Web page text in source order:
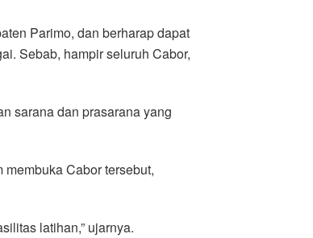
Parimo, dan berharap dapat
Sebab, hampir seluruh Cabor,
sarana dan prasarana yang
Cabor tersebut,
latihan,” ujarnya.